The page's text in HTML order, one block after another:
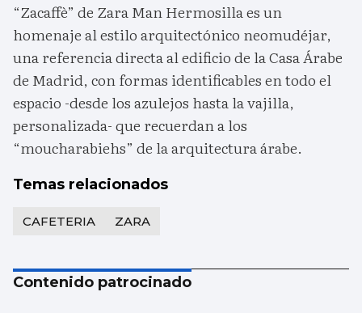
“Zacaffè” de Zara Man Hermosilla es un
homenaje al estilo arquitectónico neomudéjar,
una referencia directa al edificio de la Casa Árabe
de Madrid, con formas identificables en todo el
espacio -desde los azulejos hasta la vajilla,
personalizada- que recuerdan a los
“moucharabiehs” de la arquitectura árabe.
Temas relacionados
CAFETERIA ZARA
Contenido patrocinado